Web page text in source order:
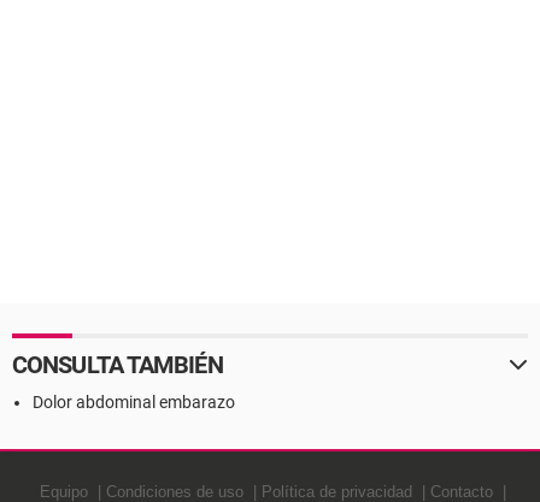
CONSULTA TAMBIÉN
Dolor abdominal embarazo
Equipo Condiciones de uso Política de privacidad Contacto